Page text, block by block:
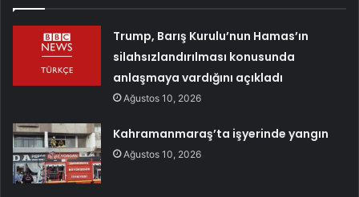
Trump, Barış Kurulu’nun Hamas’ın
silahsızlandırılması konusunda
anlaşmaya vardığını açıkladı
Ağustos 10, 2026
Kahramanmaraş’ta işyerinde yangın
Ağustos 10, 2026